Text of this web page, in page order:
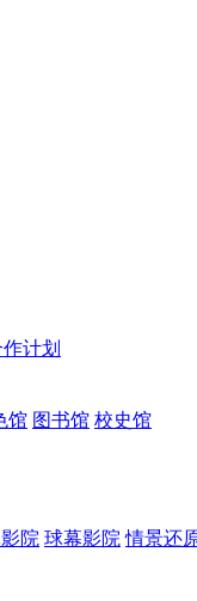
计划
馆 图书馆 校史馆
院 球幕影院 情景还